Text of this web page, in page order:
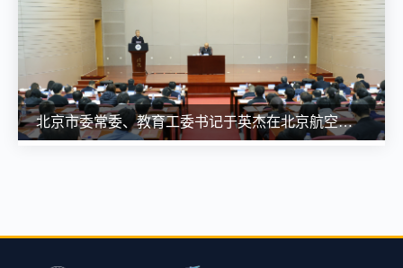
北京市委常委、教育工委书记于英杰在北京航空航天大学宣讲党的二十届四中全会精神